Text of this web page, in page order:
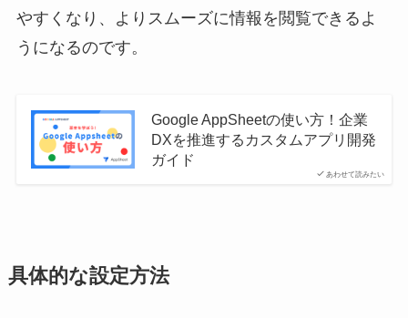
やすくなり、よりスムーズに情報を閲覧できるよ
うになるのです。
あわせて読みたい
Google AppSheetの使い方！企業
DXを推進するカスタムアプリ開発
ガイド
具体的な設定方法